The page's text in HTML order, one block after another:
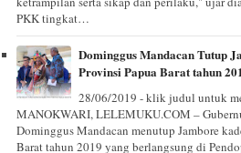
PKK tingkat…
Dominggus Mandacan Tutup
Provinsi Papua Barat tahun
28/06/2019 - klik judul untuk
MANOKWARI, LELEMUKU.COM –
Dominggus Mandacan menutup Jambore
Barat tahun 2019 yang berlangsung di